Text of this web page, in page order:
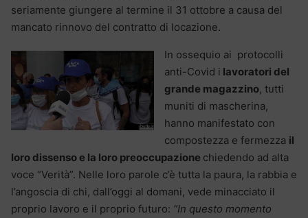
seriamente giungere al termine il 31 ottobre a causa del
mancato rinnovo del contratto di locazione.
In ossequio ai protocolli
anti-Covid i lavoratori del
grande magazzino, tutti
muniti di mascherina,
hanno manifestato con
compostezza e fermezza il
loro dissenso e la loro preoccupazione chiedendo ad alta
voce “Verità”. Nelle loro parole c’è tutta la paura, la rabbia e
l’angoscia di chi, dall’oggi al domani, vede minacciato il
proprio lavoro e il proprio futuro: “In questo momento